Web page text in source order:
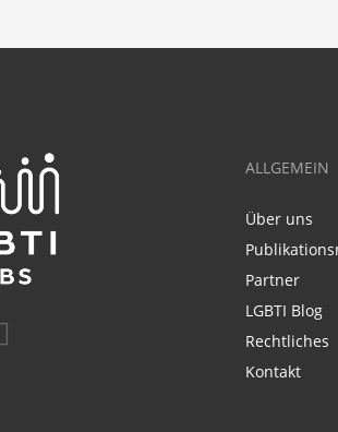
ALLGEMEIN
Über uns
Partner
LGBTI Blog
Rechtliches
Kontakt